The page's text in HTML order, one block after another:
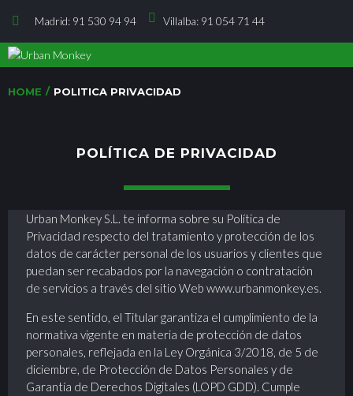
Madrid: 91 530 94 94 Villalba: 91 054 71 44
HOME / POLITICA PRIVACIDAD
POLÍTICA DE PRIVACIDAD
Urban Monkey S.L. te informa sobre su Política de
Privacidad respecto del tratamiento y protección de los
datos de carácter personal de los usuarios y clientes que
puedan ser recabados por la navegación o contratación
de servicios a través del sitio Web www.urbanmonkey.es.
En este sentido, el Titular garantiza el cumplimiento de la
normativa vigente en materia de protección de datos
personales, reflejada en la Ley Orgánica 3/2018, de 5 de
diciembre, de Protección de Datos Personales y de
Garantía de Derechos Digitales (LOPD GDD). Cumple